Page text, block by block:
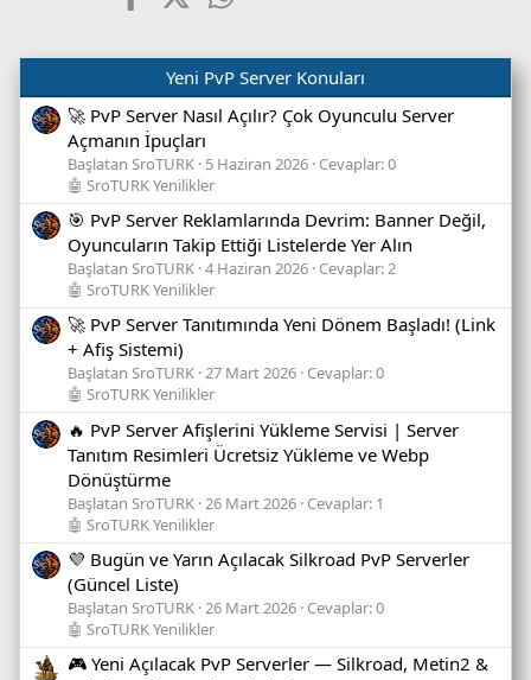
Yeni PvP Server Konuları
🚀 PvP Server Nasıl Açılır? Çok Oyunculu Server
Açmanın İpuçları
Başlatan SroTURK 5 Haziran 2026 Cevaplar: 0
🤖 SroTURK Yenilikler
🎯 PvP Server Reklamlarında Devrim: Banner Değil,
Oyuncuların Takip Ettiği Listelerde Yer Alın
Başlatan SroTURK 4 Haziran 2026 Cevaplar: 2
🤖 SroTURK Yenilikler
🚀 PvP Server Tanıtımında Yeni Dönem Başladı! (Link
+ Afiş Sistemi)
Başlatan SroTURK 27 Mart 2026 Cevaplar: 0
🤖 SroTURK Yenilikler
🔥 PvP Server Afişlerini Yükleme Servisi | Server
Tanıtım Resimleri Ücretsiz Yükleme ve Webp
Dönüştürme
Başlatan SroTURK 26 Mart 2026 Cevaplar: 1
🤖 SroTURK Yenilikler
💜 Bugün ve Yarın Açılacak Silkroad PvP Serverler
(Güncel Liste)
Başlatan SroTURK 26 Mart 2026 Cevaplar: 0
🤖 SroTURK Yenilikler
🎮 Yeni Açılacak PvP Serverler — Silkroad, Metin2 &